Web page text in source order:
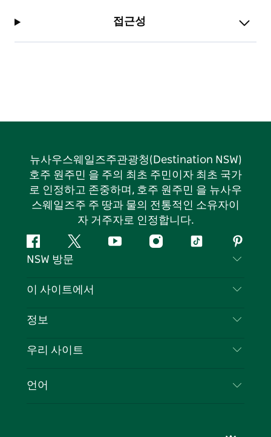
접근성
뉴사우스웨일즈주관광청(Destination NSW)
호주 원주민 을 주의 최초 주민이자 최초 국가
로 인정하고 존중하며, 호주 원주민 을 뉴사우
스웨일즈주 주 땅과 물의 전통적인 소유자이
자 거주자로 인정합니다.
페
이
북
지
다
유
인
틱
핀
터
스
NSW 방문
문의하기
쿠키 고지
이 사이트에서
목적지
이벤트
정보
여행 정보
뉴사우스웨일즈주 의 사업
우리 사이트
언어